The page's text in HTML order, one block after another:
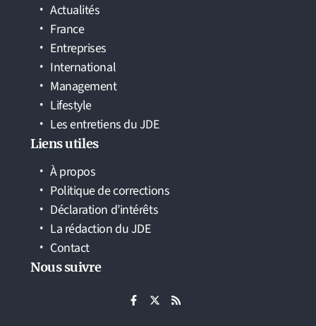
Actualités
France
Entreprises
International
Management
Lifestyle
Les entretiens du JDE
Liens utiles
À propos
Politique de corrections
Déclaration d’intérêts
La rédaction du JDE
Contact
Nous suivre